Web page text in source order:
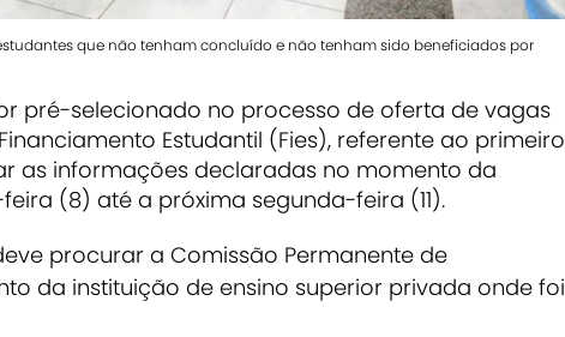
que não tenham concluído e não tenham sido beneficiados por
pré-selecionado no processo de oferta de vagas
Estudantil (Fies), referente ao primeiro
as informações declaradas no momento da
(8) até a próxima segunda-feira (11).
procurar a Comissão Permanente de
da instituição de ensino superior privada onde foi